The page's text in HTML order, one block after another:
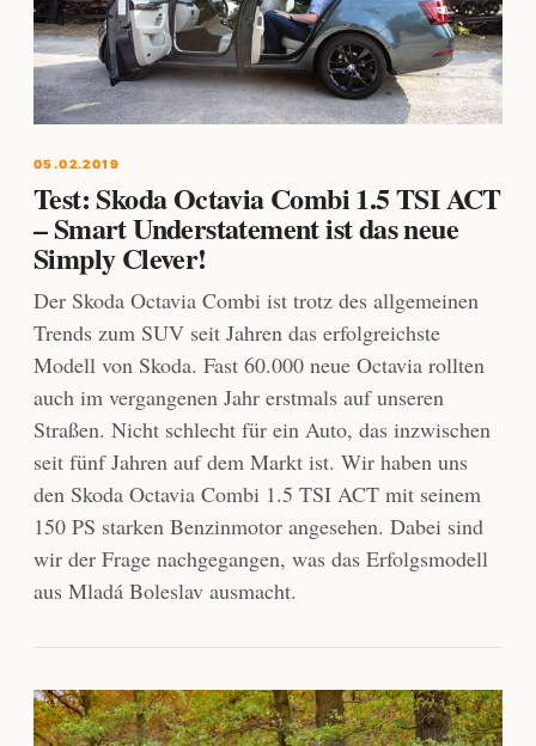
05.02.2019
Test: Skoda Octavia Combi 1.5 TSI ACT
– Smart Understatement ist das neue
Simply Clever!
Der Skoda Octavia Combi ist trotz des allgemeinen
Trends zum SUV seit Jahren das erfolgreichste
Modell von Skoda. Fast 60.000 neue Octavia rollten
auch im vergangenen Jahr erstmals auf unseren
Straßen. Nicht schlecht für ein Auto, das inzwischen
seit fünf Jahren auf dem Markt ist. Wir haben uns
den Skoda Octavia Combi 1.5 TSI ACT mit seinem
150 PS starken Benzinmotor angesehen. Dabei sind
wir der Frage nachgegangen, was das Erfolgsmodell
aus Mladá Boleslav ausmacht.